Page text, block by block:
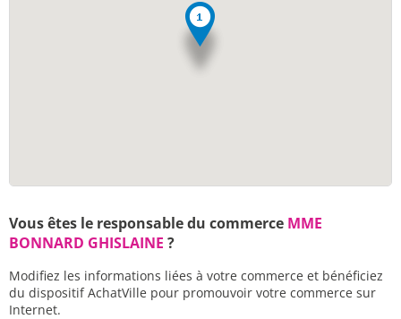
Vous êtes le responsable du commerce MME
BONNARD GHISLAINE ?
Modifiez les informations liées à votre commerce et bénéficiez
du dispositif AchatVille pour promouvoir votre commerce sur
Internet.